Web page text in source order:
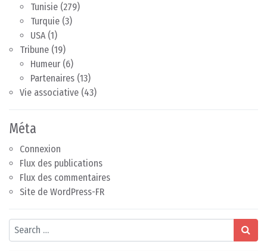
Tunisie (279)
Turquie (3)
USA(1)
Tribune (19)
Humeur (6)
Partenaires (13)
Vie associative (43)
Méta
Connexion
Flux des publications
Flux des commentaires
Site de WordPress-FR
Search